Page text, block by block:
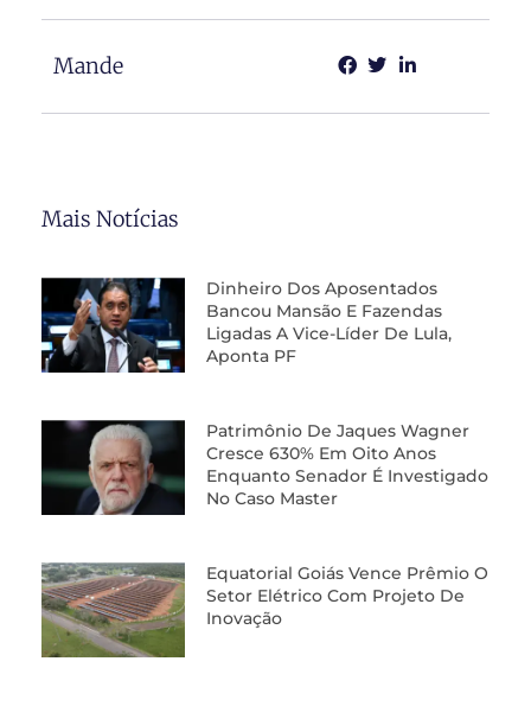
Mande
Mais Notícias
Dinheiro Dos Aposentados
Bancou Mansão E Fazendas
Ligadas A Vice-Líder De Lula,
Aponta PF
Patrimônio De Jaques Wagner
Cresce 630% Em Oito Anos
Enquanto Senador É Investigado
No Caso Master
Equatorial Goiás Vence Prêmio O
Setor Elétrico Com Projeto De
Inovação